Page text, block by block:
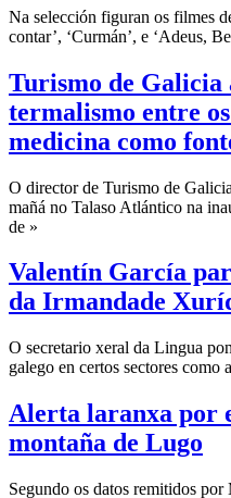
Na selección figuran os filmes
contar’, ‘Curmán’, e ‘Adeus,
Turismo de Galicia
termalismo entre
medicina como
O director de Turismo de
mañá no Talaso Atlántico na
de »
Valentín García
da Irmandade
O secretario xeral da Lingua
galego en certos sectores
Alerta laranxa por
montaña de Lugo
Segundo os datos remitidos